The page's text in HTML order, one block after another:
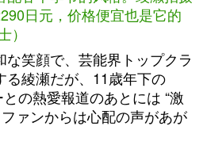
日元，价格便宜也是它的
）
笑顔で、芸能界トップクラ
る綾瀬だが、11歳年下の
の熱愛報道のあとには “激
ァンからは心配の声があが